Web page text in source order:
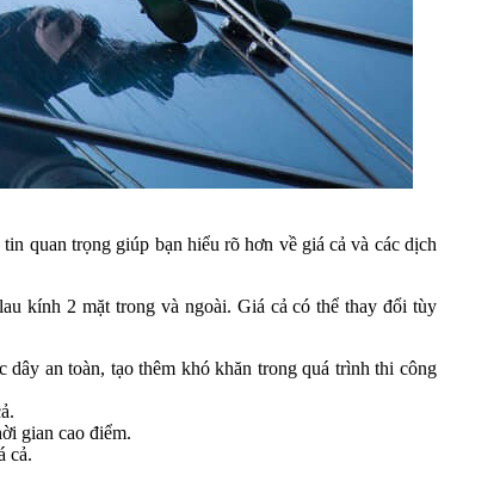
quan trọng giúp bạn hiểu rõ hơn về giá cả và các dịch
kính 2 mặt trong và ngoài. Giá cả có thể thay đổi tùy
an toàn, tạo thêm khó khăn trong quá trình thi công
gian cao điểm.
cả.